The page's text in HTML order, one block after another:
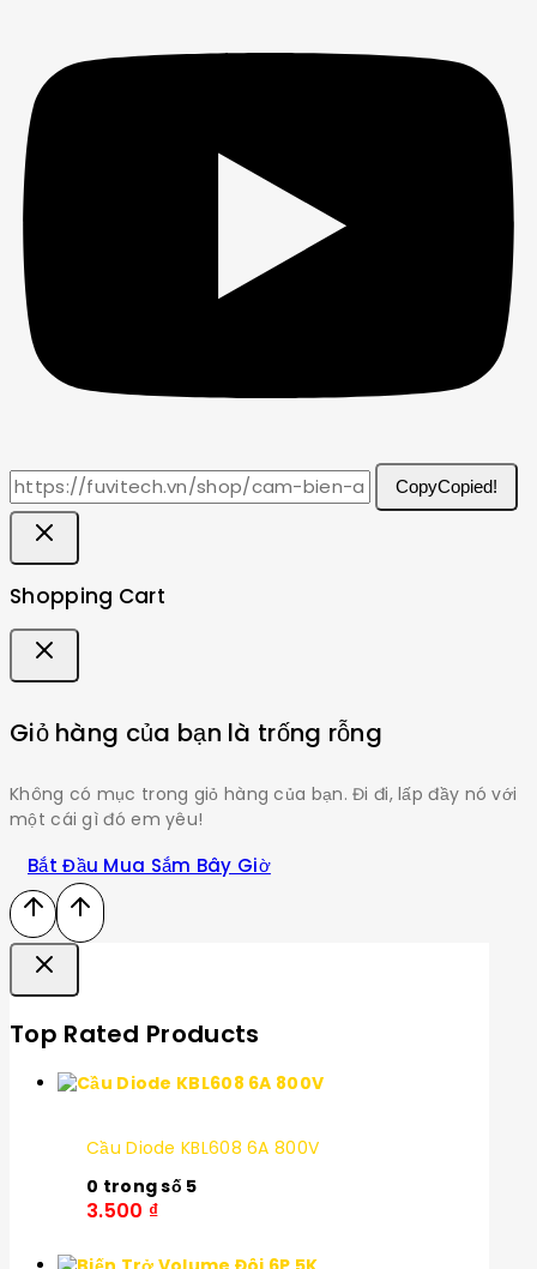
CopyCopied!
Shopping Cart
Giỏ hàng của bạn là trống rỗng
Không có mục trong giỏ hàng của bạn. Đi đi, lấp đầy nó với
một cái gì đó em yêu!
Bắt Đầu Mua Sắm Bây Giờ
Top Rated Products
Cầu Diode KBL608 6A 800V
0 trong số 5
3.500 ₫